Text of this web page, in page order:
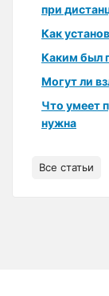
при
Как
Каким был
Могут ли
Что умеет
нужна
Все статьи